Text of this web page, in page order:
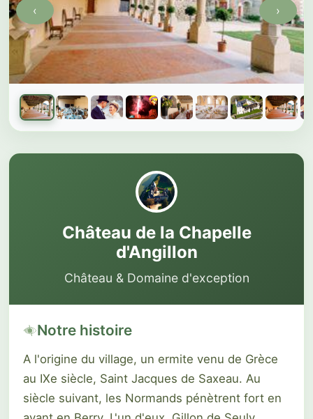
Galerie du château
1 sur 12 photos
‹ ›
Château de la Chapelle
d'Angillon
Château & Domaine d'exception
Notre histoire
A l'origine du village, un ermite venu de Grèce
au IXe siècle, Saint Jacques de Saxeau. Au
siècle suivant, les Normands pénètrent fort en